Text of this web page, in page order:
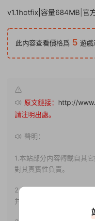
v1.1hotfix|容量684MB|官
此内容查看價格爲 5 遊戲
原文鏈接： http://
請注明出處。
聲明：
1.本站部分内容轉載自其
對其真實性負責。
2.若您需要商業運營或用
并合法使用。